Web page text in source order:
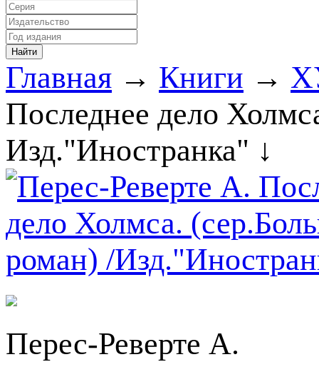
Главная → Книги →
Последнее дело
Изд."Иностранка" ↓
Перес-Реверте А.